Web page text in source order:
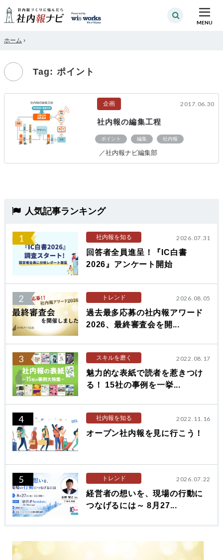
MENU
ホーム ›
Tag: ポイント
企画 2017.06.30
社内報の編集工程
ポイント 編集 社内報
／社内報ナビ編集部
人気記事ランキング
1 社内報を知る 2026.07.31
回答者全員進呈！『IC白書
2026』アンケート開始
2 トレンド 2026.08.05
過去最多応募の社内報アワード
2026、最終審査会を開...
3 スキルを磨く 2022.08.17
魅力的な表紙で読者を惹きつけ
る！ 15社の事例を一挙...
4 社内報を知る 2022.11.16
オープン社内報を見に行こう！
5 トレンド 2026.07.22
経営者の想いを、現場の行動に
つなげるには～ 8月27...